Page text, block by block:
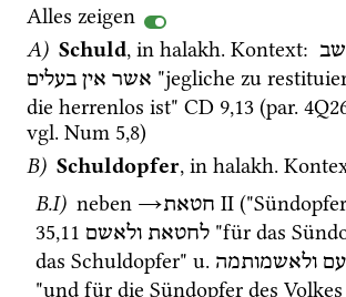
Alles zeigen
A) Schuld, in halakh. Kontext:
אשר אין בעלים
"jegliche zu
die herrenlos ist" CD 9,13 (par.
vgl. Num 5,8)
B) Schuldopfer, in halakh.
B.I) neben →חטאת ‎ II
35,11 לחטאת ולאשם
"für das
das Schuldopfer" u. ולאשמותמה
"und für die Sündopfer des